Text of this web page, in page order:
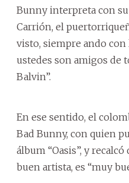
Bunny interpreta con
Carrión, el
visto, siempre ando
ustedes son amigos de
Balvin”.
En ese sentido, el
Bad Bunny, con quien
álbum “Oasis”, y
buen artista, es “muy